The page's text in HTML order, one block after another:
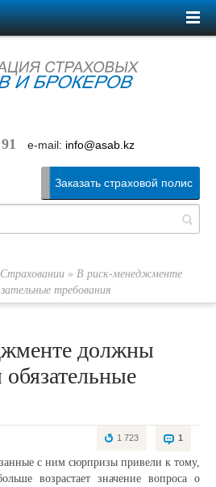
e-mail: info@asab.kz
Заказать страховой полис
» В риск-менеджменте
требования
должны
1
1 723
с ним сюрпризы привели к тому,
возрастает значение вопроса о